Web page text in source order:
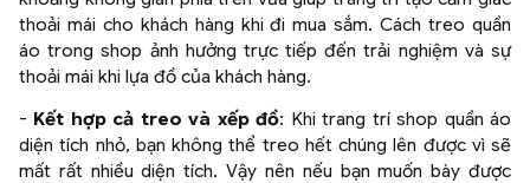
thoải mái cho khách hàng khi đi mua sắm. Cách treo quần
áo trong shop ảnh hưởng trực tiếp đến trải nghiệm và sự
thoải mái khi lựa đồ của khách hàng.
- Kết hợp cả treo và xếp đồ: Khi trang trí shop quần áo
diện tích nhỏ, bạn không thể treo hết chúng lên được vì sẽ
mất rất nhiều diện tích. Vậy nên nếu bạn muốn bày được